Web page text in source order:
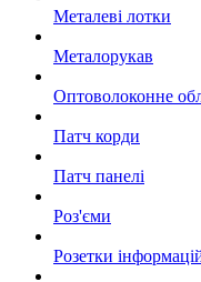
Металеві лотки
Металорукав
Оптоволоконне
Патч корди
Патч панелі
Роз'єми
Розетки